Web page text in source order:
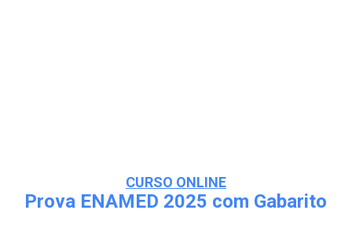
CURSO ONLINE
Prova ENAMED 2025 com Gabarito